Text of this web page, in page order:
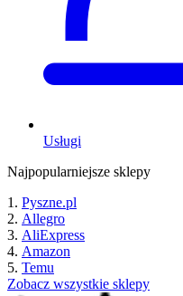
Usługi
Najpopularniejsze sklepy
Pyszne.pl
Allegro
AliExpress
Amazon
Temu
Zobacz wszystkie sklepy